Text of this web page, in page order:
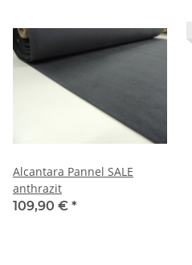
Alcantara Pannel SALE
anthrazit
109,90 € *